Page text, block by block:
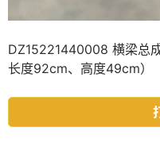
DZ15221440008 横梁总
长度92cm、高度49cm）